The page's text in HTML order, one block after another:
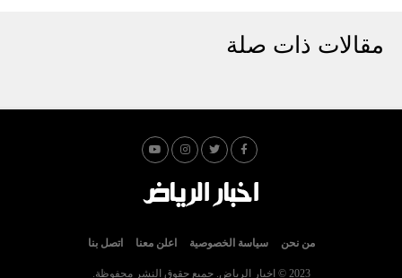
مقالات ذات صلة
من نحن سياسة الخصوصية اعلن معنا اتصل بنا
2023 © اخبار الرياض. جميع حقوق النشر محفوظة.